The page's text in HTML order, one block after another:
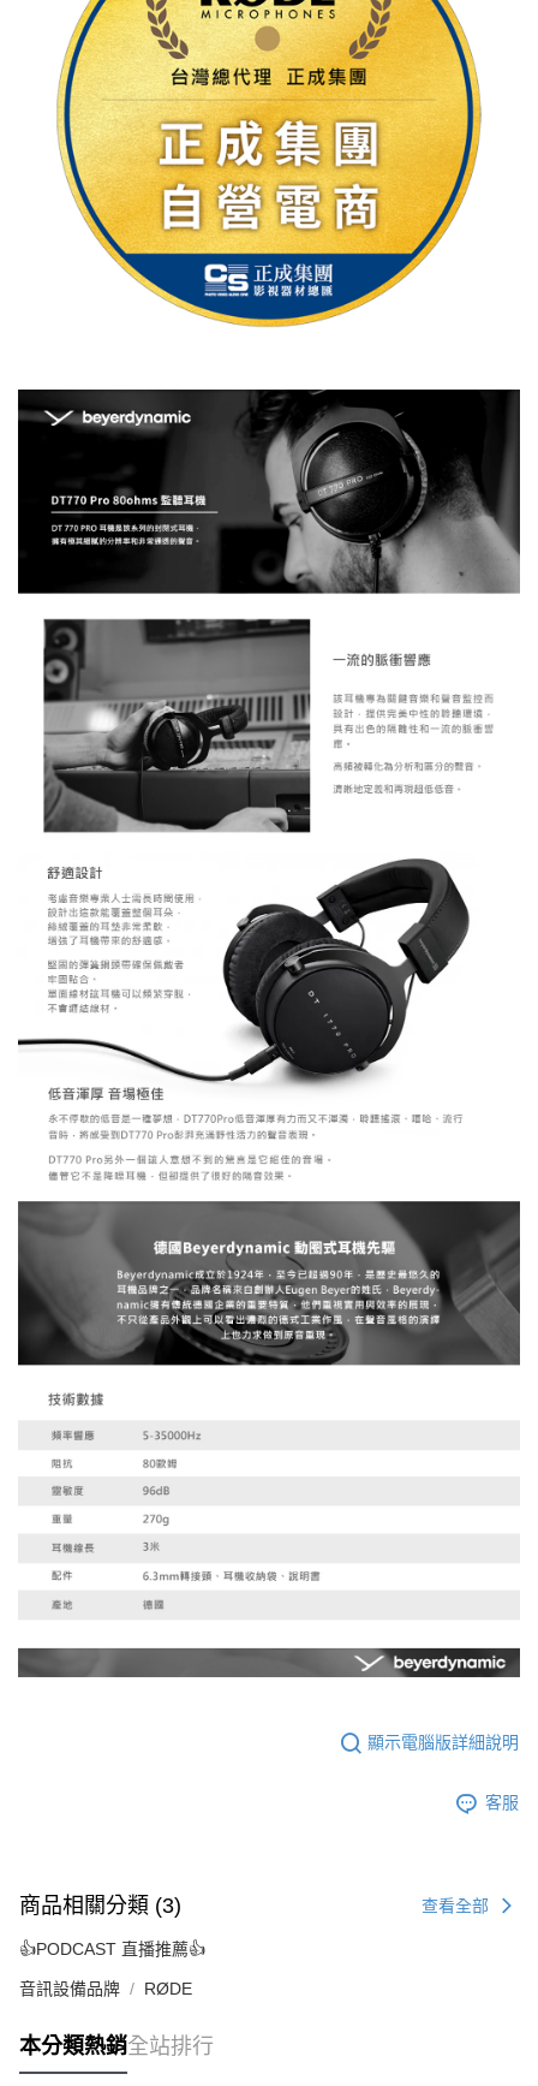
顯示電腦版詳細說明
客服
商品相關分類 (3) 查看全部
👍PODCAST 直播推薦👍
音訊設備品牌 RØDE
本分類熱銷全站排行